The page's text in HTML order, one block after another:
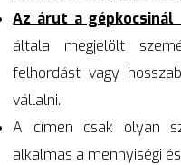
Az árut a gépkocsinál
általa megjelölt
felhordást vagy
vállalni.
A címen csak olyan
alkalmas a mennyiségi